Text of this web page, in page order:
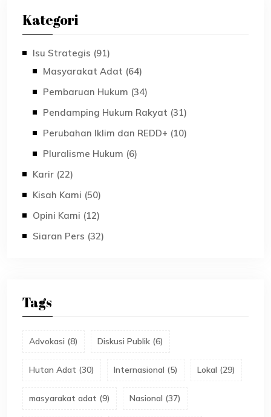
Kategori
Isu Strategis (91)
Masyarakat Adat (64)
Pembaruan Hukum (34)
Pendamping Hukum Rakyat (31)
Perubahan Iklim dan REDD+ (10)
Pluralisme Hukum (6)
Karir (22)
Kisah Kami (50)
Opini Kami (12)
Siaran Pers (32)
Tags
Advokasi (8) Diskusi Publik (6)
Hutan Adat (30) Internasional (5) Lokal (29)
masyarakat adat (9) Nasional (37)